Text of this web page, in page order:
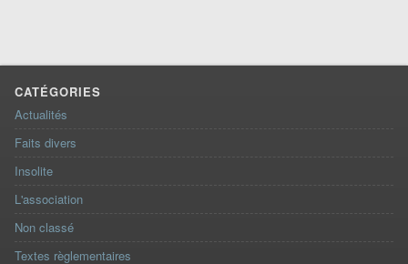
CATÉGORIES
Actualités
Faits divers
Insolite
L'association
Non classé
Textes règlementaires